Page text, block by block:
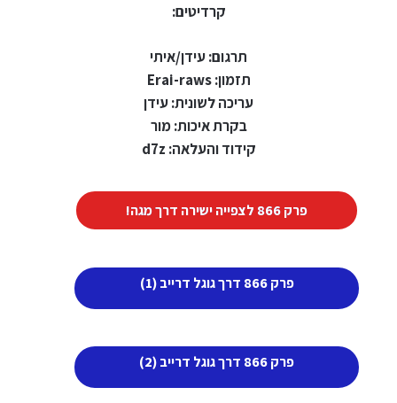
קרדיטים:
תרגום: עידן/איתי
תזמון: Erai-raws
עריכה לשונית: עידן
בקרת איכות: מור
קידוד והעלאה: d7z
פרק 866 לצפייה ישירה דרך מגה!
פרק 866 דרך גוגל דרייב (1)
פרק 866 דרך גוגל דרייב (2)